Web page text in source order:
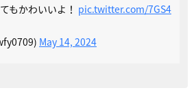
もかわいいよ！ pic.twitter.com/7GS4
May 14, 2024